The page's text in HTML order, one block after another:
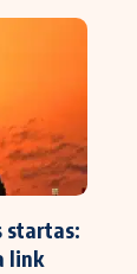
startas:
link